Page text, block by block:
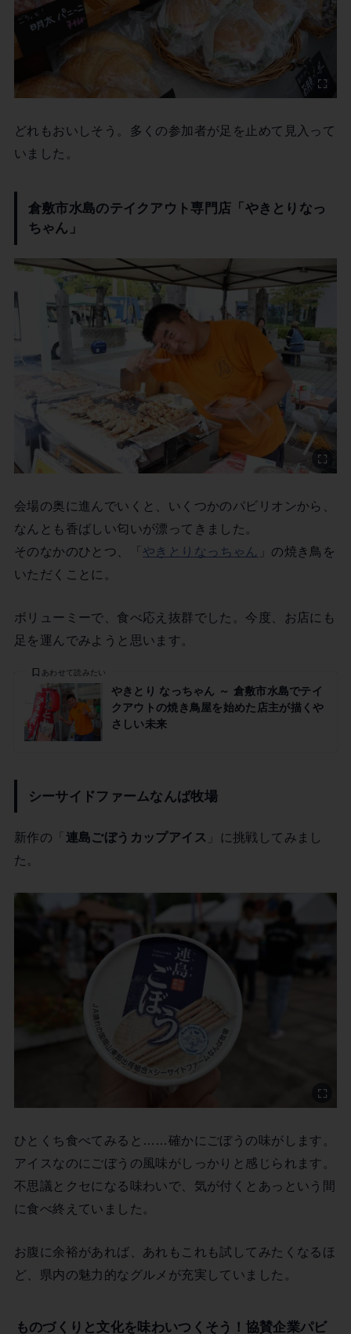
どれもおいしそう。多くの参加者が足を止めて見入って
いました。
倉敷市水島のテイクアウト専門店「やきとりなっ
ちゃん」
会場の奥に進んでいくと、いくつかのパビリオンから、
なんとも香ばしい匂いが漂ってきました。
そのなかのひとつ、「やきとりなっちゃん 」の焼き鳥を
いただくことに。
ボリューミーで、食べ応え抜群でした。今度、お店にも
足を運んでみようと思います。
やきとり なっちゃん ～ 倉敷市水島でテイ
クアウトの焼き鳥屋を始めた店主が描くや
さしい未来
あわせて読みたい
シーサイドファームなんば牧場
新作の「 連島ごぼうカップアイス
」に挑戦してみまし
た。
ひとくち食べてみると……確かにごぼうの味がします。
アイスなのにごぼうの風味がしっかりと感じられます。
不思議とクセになる味わいで、気が付くとあっという間
に食べ終えていました。
お腹に余裕があれば、あれもこれも試してみたくなるほ
ど、県内の魅力的なグルメが充実していました。
ものづくりと文化を味わいつくそう！協賛企業パビ